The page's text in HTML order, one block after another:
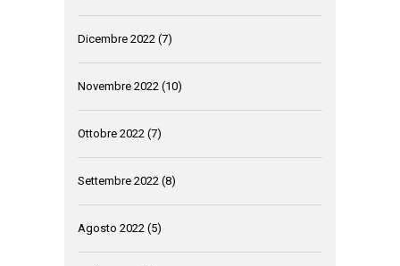
Dicembre 2022 (7)
Novembre 2022 (10)
Ottobre 2022 (7)
Settembre 2022 (8)
Agosto 2022 (5)